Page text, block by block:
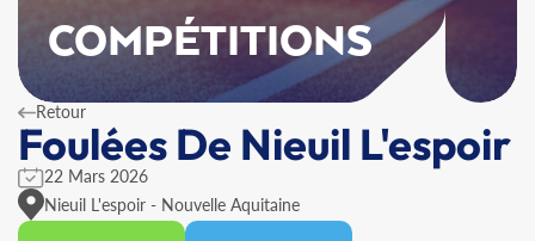
COMPÉTITIONS
Retour
Foulées De Nieuil L'espoir
22 Mars 2026
Nieuil L'espoir - Nouvelle Aquitaine